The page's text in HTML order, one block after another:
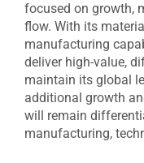
focused on growth,
flow. With its
manufacturing
deliver high-value,
maintain its global
additional growth
will remain
manufacturing,